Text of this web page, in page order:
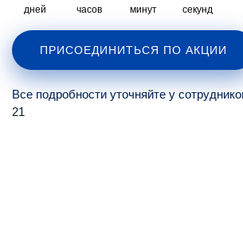
дней часов минут секунд
ПРИСОЕДИНИТЬСЯ ПО АКЦИИ
Все подробности уточняйте у
21